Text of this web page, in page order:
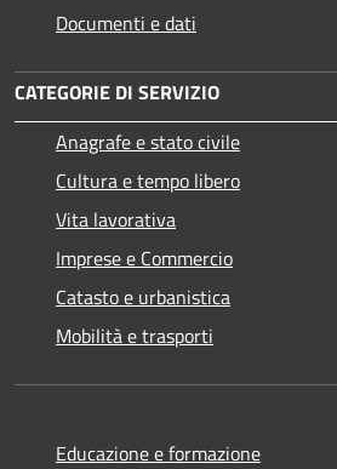
Documenti e dati
CATEGORIE DI SERVIZIO
Anagrafe e stato civile
Cultura e tempo libero
Vita lavorativa
Imprese e Commercio
Catasto e urbanistica
Mobilità e trasporti
Educazione e formazione